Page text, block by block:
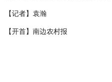
【记者】袁瀚
【开首】南边农村报